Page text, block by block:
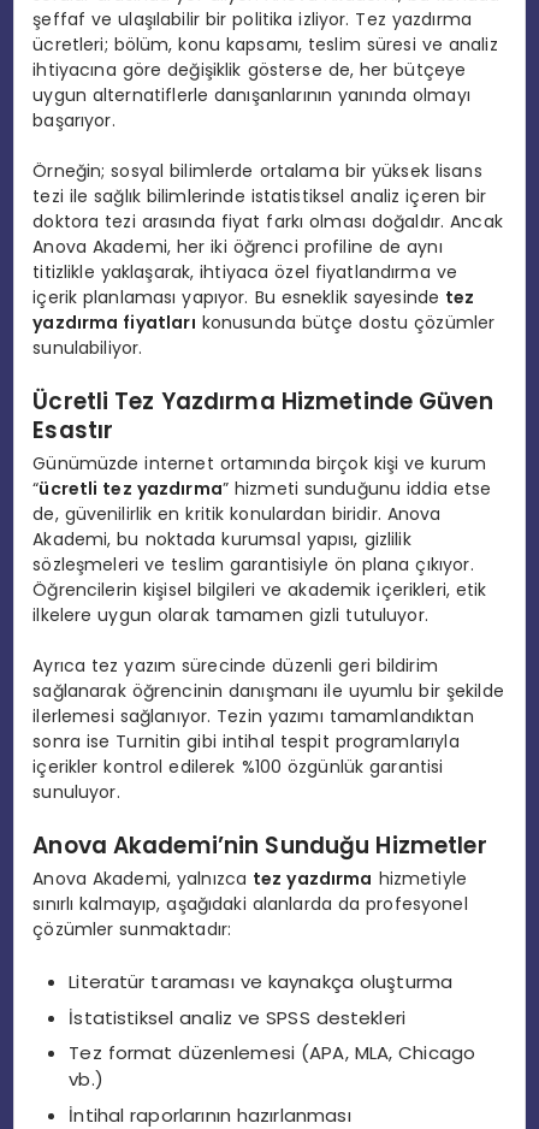
şeffaf ve ulaşılabilir bir politika izliyor. Tez yazdırma
ücretleri; bölüm, konu kapsamı, teslim süresi ve analiz
ihtiyacına göre değişiklik gösterse de, her bütçeye
uygun alternatiflerle danışanlarının yanında olmayı
başarıyor.
Örneğin; sosyal bilimlerde ortalama bir yüksek lisans
tezi ile sağlık bilimlerinde istatistiksel analiz içeren bir
doktora tezi arasında fiyat farkı olması doğaldır. Ancak
Anova Akademi, her iki öğrenci profiline de aynı
titizlikle yaklaşarak, ihtiyaca özel fiyatlandırma ve
içerik planlaması yapıyor. Bu esneklik sayesinde tez
yazdırma fiyatları konusunda bütçe dostu çözümler
sunulabiliyor.
Ücretli Tez Yazdırma Hizmetinde Güven
Esastır
Günümüzde internet ortamında birçok kişi ve kurum
“ücretli tez yazdırma” hizmeti sunduğunu iddia etse
de, güvenilirlik en kritik konulardan biridir. Anova
Akademi, bu noktada kurumsal yapısı, gizlilik
sözleşmeleri ve teslim garantisiyle ön plana çıkıyor.
Öğrencilerin kişisel bilgileri ve akademik içerikleri, etik
ilkelere uygun olarak tamamen gizli tutuluyor.
Ayrıca tez yazım sürecinde düzenli geri bildirim
sağlanarak öğrencinin danışmanı ile uyumlu bir şekilde
ilerlemesi sağlanıyor. Tezin yazımı tamamlandıktan
sonra ise Turnitin gibi intihal tespit programlarıyla
içerikler kontrol edilerek %100 özgünlük garantisi
sunuluyor.
Anova Akademi’nin Sunduğu Hizmetler
Anova Akademi, yalnızca tez yazdırma hizmetiyle
sınırlı kalmayıp, aşağıdaki alanlarda da profesyonel
çözümler sunmaktadır:
Literatür taraması ve kaynakça oluşturma
İstatistiksel analiz ve SPSS destekleri
Tez format düzenlemesi (APA, MLA, Chicago
vb.)
İntihal raporlarının hazırlanması